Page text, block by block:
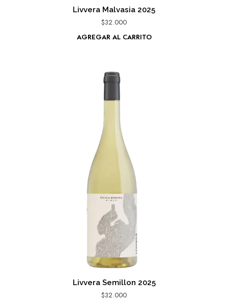
Livvera Malvasia 2025
$32.000
AGREGAR AL CARRITO
Livvera Semillon 2025
$32.000